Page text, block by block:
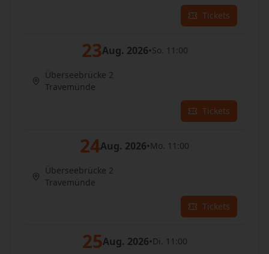
Tickets
23Aug. 2026•So. 11:00
Überseebrücke 2
Travemünde
Tickets
24Aug. 2026•Mo. 11:00
Überseebrücke 2
Travemünde
Tickets
25Aug. 2026•Di. 11:00